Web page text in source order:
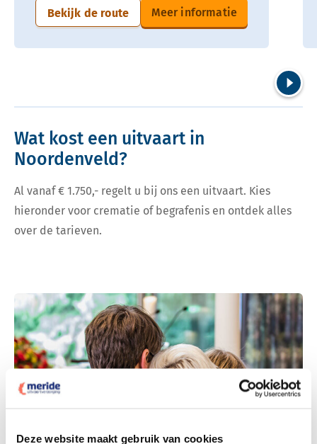
Deze website maakt gebruik van cookies
Bekijk de route Meer informatie
Wat kost een uitvaart in
Noordenveld?
Al vanaf € 1.750,- regelt u bij ons een uitvaart. Kies
hieronder voor crematie of begrafenis en ontdek alles
over de tarieven.
Bekijk tarieven voor crematie